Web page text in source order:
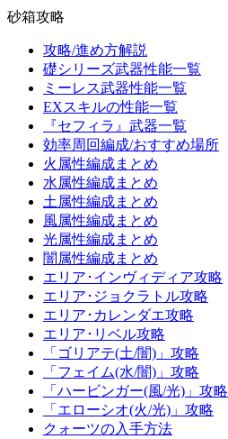
砂箱攻略
攻略/進め方解説
礎シリーズ武器性能一覧
ミーレス武器性能一覧
EXスキルの性能一覧
『セフィラ』武器一覧
効率周回編成/おすすめ場所
火属性編成まとめ
水属性編成まとめ
土属性編成まとめ
風属性編成まとめ
光属性編成まとめ
闇属性編成まとめ
エリア･インヴィディア攻略
エリア･ジョクラトル攻略
エリア･カレンダエ攻略
エリア･リベル攻略
「ゴリアテ(土/闇)」攻略
「フェイム(水/闇)」攻略
「ハービンガー(風/光)」攻略
「エローシオ(火/光)」攻略
クォーツの入手方法